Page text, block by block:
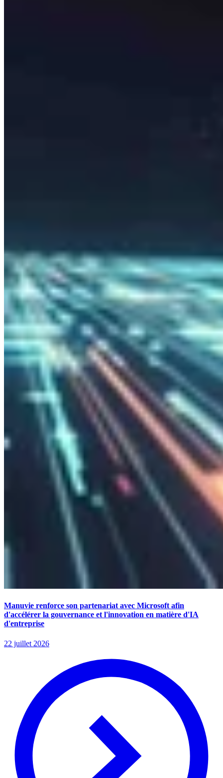
Manuvie renforce son partenariat avec Microsoft afin
d'accélérer la gouvernance et l'innovation en matière d'IA
d'entreprise
22 juillet 2026